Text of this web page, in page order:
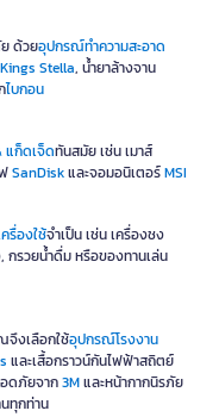
ด้วยอุปกรณ์ทำความสะอาด
Kings Stella, น้ำยาล้างจาน
ไบกอน
แก็ดเจ็ดทันสมัย เช่น เมาส์
SanDiskและจอมอนิเตอร์MSI
รื่องใช้จำเป็น เช่น เครื่องชง
กรวยน้ำดื่ม หรือของทานเล่น
จึงเลือกใช้อุปกรณ์โรงงาน
และเสื้อกราวน์กันไฟฟ้าสถิตย์
ดภัยจาก3Mและหน้ากากนิรภัย
ทุกท่าน